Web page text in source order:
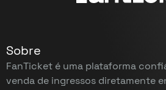
Sobre
FanTicket é uma plataforma
venda de ingressos diretamente